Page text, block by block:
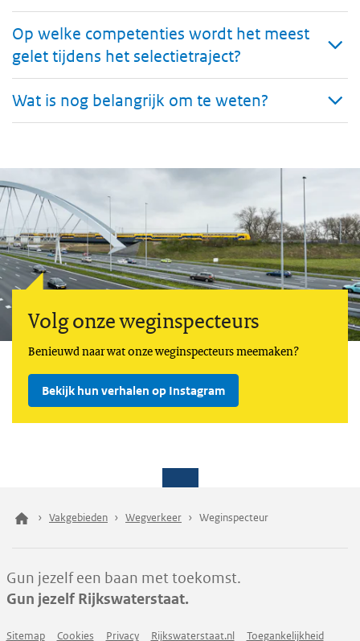
Op welke competenties wordt het meest
gelet tijdens het selectietraject?
Wat is nog belangrijk om te weten?
Volg onze weginspecteurs
Benieuwd naar wat onze weginspecteurs meemaken?
Bekijk hun verhalen op Instagram
Vakgebieden Wegverkeer Weginspecteur
Gun jezelf een baan met toekomst.
Gun jezelf Rijkswaterstaat.
Sitemap Cookies Privacy Rijkswaterstaat.nl Toegankelijkheid